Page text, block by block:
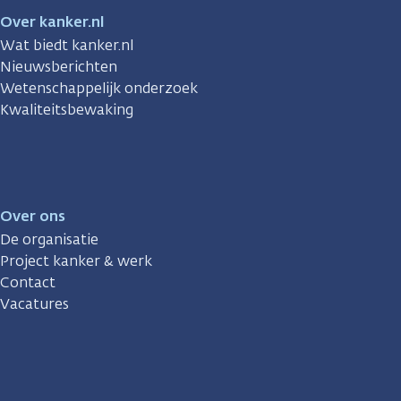
Over kanker.nl
Wat biedt kanker.nl
Nieuwsberichten
Wetenschappelijk onderzoek
Kwaliteitsbewaking
Over ons
De organisatie
Project kanker & werk
Contact
Vacatures